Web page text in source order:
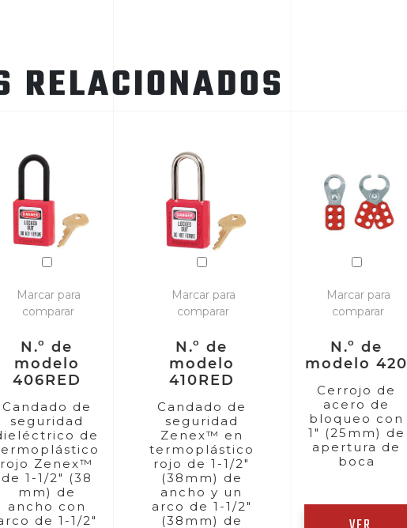
RELACIONADOS
Marcar para
comparar
N.º de
modelo
406RED
Candado de
seguridad
de
rojo Zenex™
de 1-1/2" (38
mm) de
ancho con
de 1-1/2"
Marcar para
comparar
N.º de
modelo
410RED
Candado de
seguridad
Zenex™ en
termoplástico
rojo de 1-1/2"
(38mm) de
ancho y un
arco de 1-1/2"
(38mm) de
Marcar para
comparar
N.º de
modelo 420
Cerrojo de
acero de
bloqueo con
1" (25mm) de
apertura de
boca